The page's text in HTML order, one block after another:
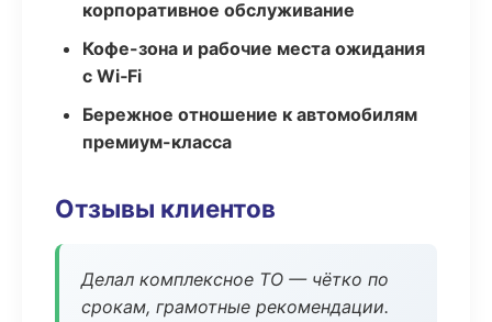
корпоративное обслуживание
Кофе-зона и рабочие места ожидания
с Wi‑Fi
Бережное отношение к автомобилям
премиум-класса
Отзывы клиентов
Делал комплексное ТО — чётко по
срокам, грамотные рекомендации.